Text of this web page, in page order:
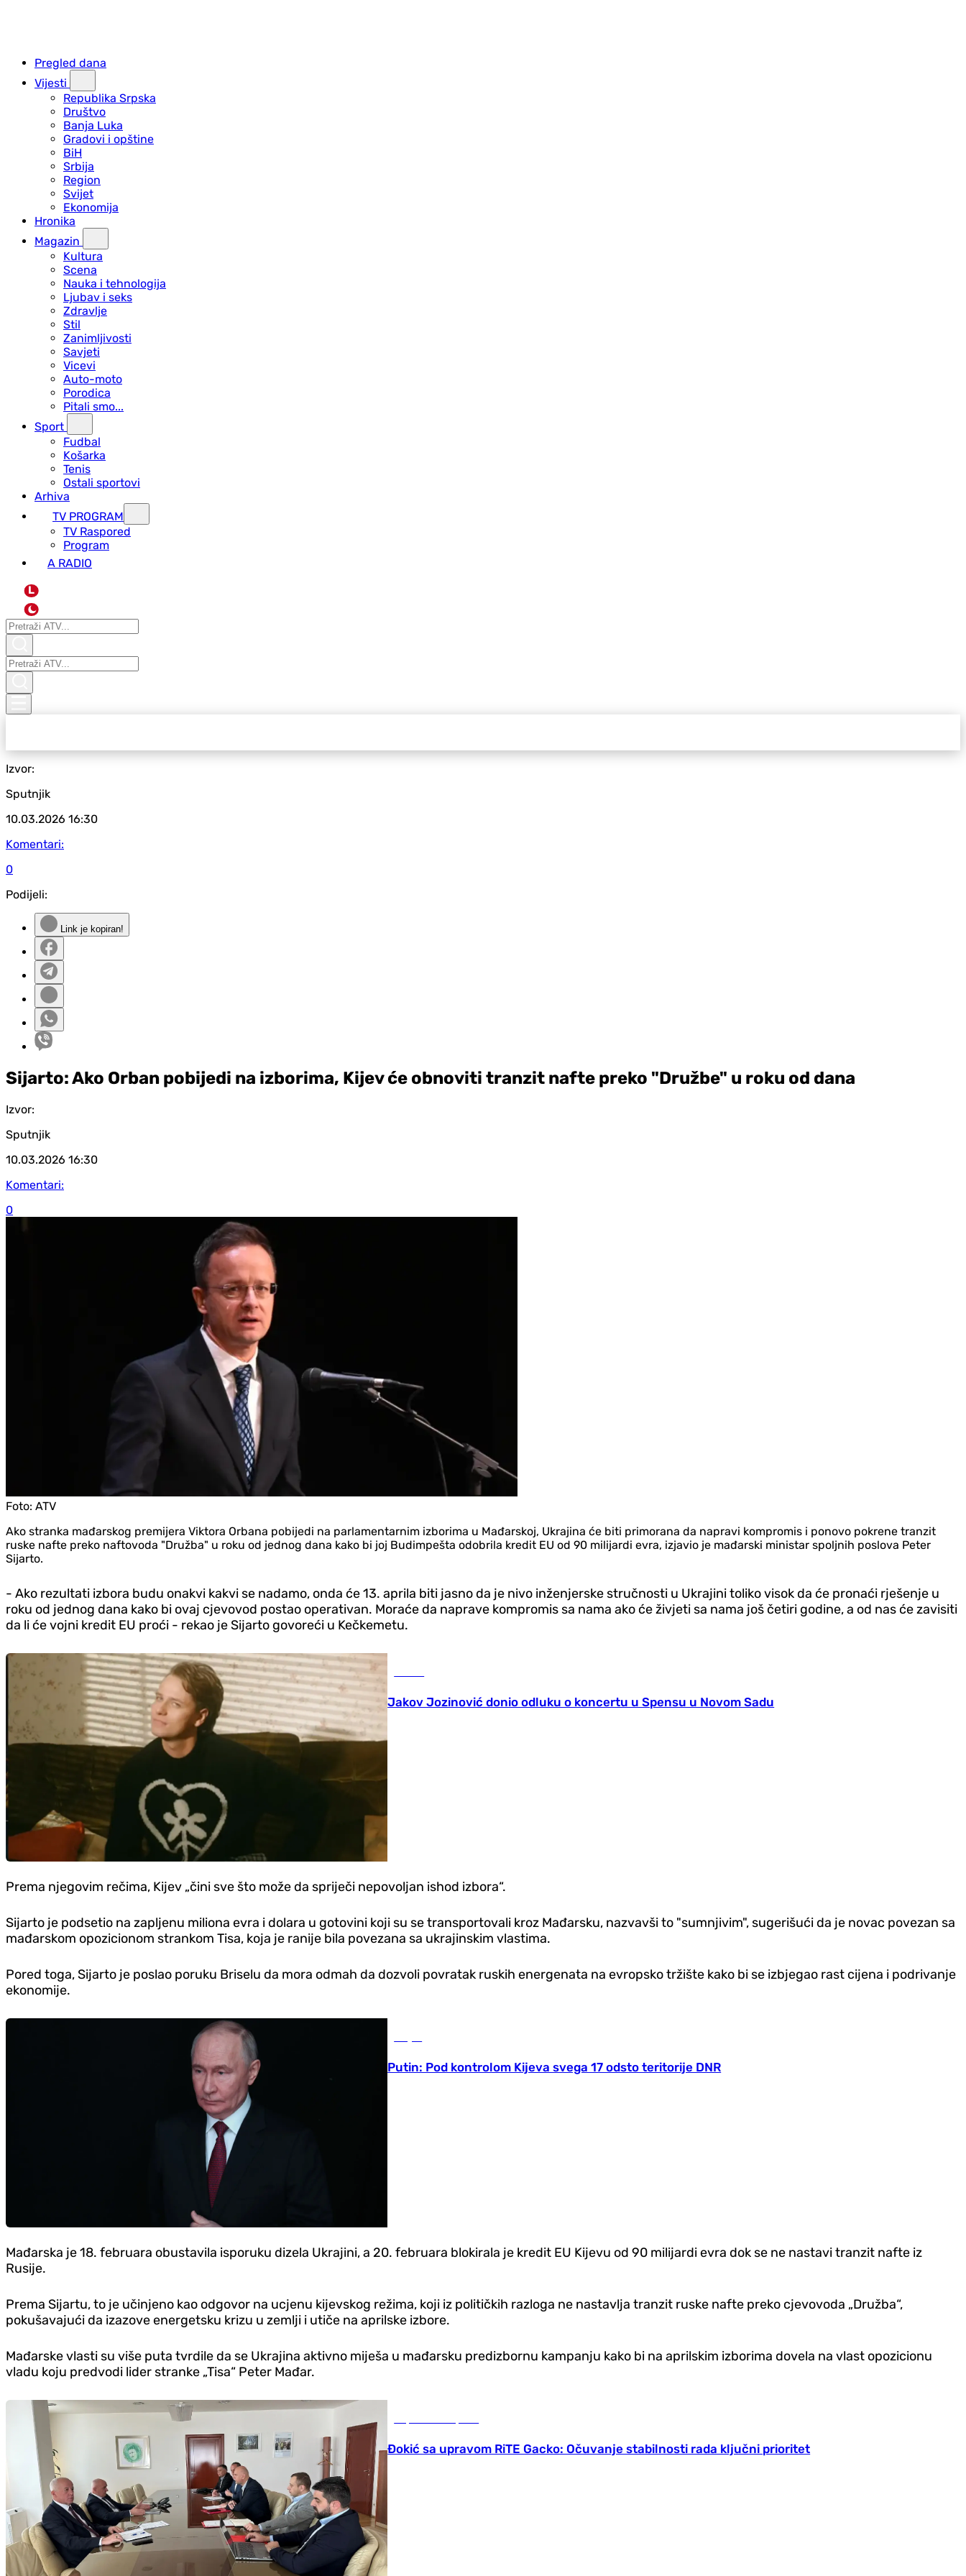
Pregled dana
Vijesti
Republika Srpska
Društvo
Banja Luka
Gradovi i opštine
BiH
Srbija
Region
Svijet
Ekonomija
Hronika
Magazin
Kultura
Scena
Nauka i tehnologija
Ljubav i seks
Zdravlje
Stil
Zanimljivosti
Savjeti
Vicevi
Auto-moto
Porodica
Pitali smo...
Sport
Fudbal
Košarka
Tenis
Ostali sportovi
Arhiva
TV PROGRAM
ТV Raspored
Program
A RADIO
L
Izvor:
Sputnjik
10.03.2026 16:30
Komentari:
0
Podijeli:
Link je kopiran!
Sijarto: Ako Orban pobijedi na izborima, Kijev će obnoviti tranzit nafte preko "Družbe" u roku od dana
Izvor:
Sputnjik
10.03.2026 16:30
Komentari:
0
Foto: ATV
Ako stranka mađarskog premijera Viktora Orbana pobijedi na parlamentarnim izborima u Mađarskoj, Ukrajina će biti primorana da napravi kompromis i ponovo pokrene tranzit
ruske nafte preko naftovoda "Družba" u roku od jednog dana kako bi joj Budimpešta odobrila kredit EU od 90 milijardi evra, izjavio je mađarski ministar spoljnih poslova Peter
Sijarto.
- Ako rezultati izbora budu onakvi kakvi se nadamo, onda će 13. aprila biti jasno da je nivo inženjerske stručnosti u Ukrajini toliko visok da će pronaći rješenje u
roku od jednog dana kako bi ovaj cjevovod postao operativan. Moraće da naprave kompromis sa nama ako će živjeti sa nama još četiri godine, a od nas će zavisiti
da li će vojni kredit EU proći - rekao je Sijarto govoreći u Kečkemetu.
Jakov Jozinović donio odluku o koncertu u Spensu u Novom Sadu
Prema njegovim rečima, Kijev „čini sve što može da spriječi nepovoljan ishod izbora“.
Sijarto je podsetio na zapljenu miliona evra i dolara u gotovini koji su se transportovali kroz Mađarsku, nazvavši to "sumnjivim", sugerišući da je novac povezan sa
mađarskom opozicionom strankom Tisa, koja je ranije bila povezana sa ukrajinskim vlastima.
Pored toga, Sijarto je poslao poruku Briselu da mora odmah da dozvoli povratak ruskih energenata na evropsko tržište kako bi se izbjegao rast cijena i podrivanje
ekonomije.
Putin: Pod kontrolom Kijeva svega 17 odsto teritorije DNR
Mađarska je 18. februara obustavila isporuku dizela Ukrajini, a 20. februara blokirala je kredit EU Kijevu od 90 milijardi evra dok se ne nastavi tranzit nafte iz
Rusije.
Prema Sijartu, to je učinjeno kao odgovor na ucjenu kijevskog režima, koji iz političkih razloga ne nastavlja tranzit ruske nafte preko cjevovoda „Družba“,
pokušavajući da izazove energetsku krizu u zemlji i utiče na aprilske izbore.
Mađarske vlasti su više puta tvrdile da se Ukrajina aktivno miješa u mađarsku predizbornu kampanju kako bi na aprilskim izborima dovela na vlast opozicionu
vladu koju predvodi lider stranke „Tisa“ Peter Mađar.
Đokić sa upravom RiTE Gacko: Očuvanje stabilnosti rada ključni prioritet